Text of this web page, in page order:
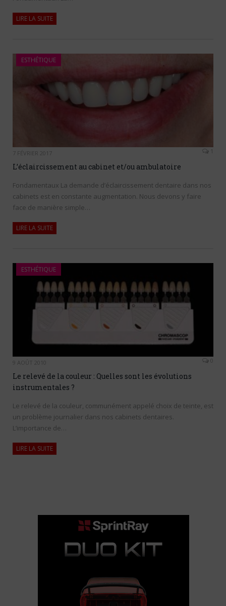
LIRE LA SUITE
ESTHÉTIQUE
7 FÉVRIER 2017 1
L’éclaircissement au cabinet et/ou ambulatoire
Fondamentaux La demande d’éclaircissement dentaire dans nos
cabinets est en constante augmentation. Nous devons y faire
face de manière simple…
LIRE LA SUITE
ESTHÉTIQUE
9 AOÛT 2010 0
Le relevé de la couleur : Quelles sont les évolutions
instrumentales ?
Le relevé de la couleur, communément appelé choix de teinte, est
un problème journalier dans nos cabinets dentaires.
L’importance de…
LIRE LA SUITE